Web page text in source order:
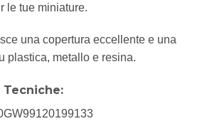
le tue miniature.
una copertura eccellente e una
plastica, metallo e resina.